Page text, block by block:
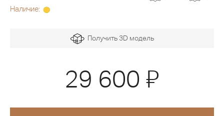
Наличие:
Получить 3D модель
29 600 Я